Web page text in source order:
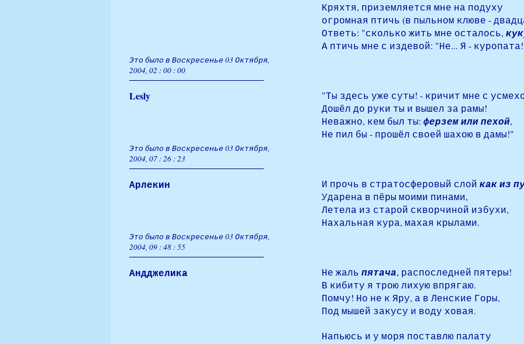
Кряхтя, приземляется мне на подуху
огромная птичь (в пыльном клюве -
Ответь: "сколько жить мне осталось,
А птичь мне с издевой: "Не... Я -
Это было в Воскресенье 03 Октября,
2004, 02 : 00 : 00
Lesly
"Ты здесь уже суты! - кричит мне с
Дошёл до руки ты и вышел за рамы!
Неважно, кем был ты: ферзем или пехой,
Не пил бы - прошёл своей шахою в дамы!"
Это было в Воскресенье 03 Октября,
2004, 07 : 26 : 23
Арлекин И прочь в стратосферовый слой как из
Ударена в пёры моими пинами,
Летела из старой скворчиной избухи,
Нахальная кура, махая крылами.
Это было в Воскресенье 03 Октября,
2004, 09 : 48 : 55
Андджелика Не жаль пятача, распоследней пятеры!
В кибиту я трою лихую впрягаю.
Помчу! Но не к Яру, а в Ленские Горы,
Под мышей закусу и воду ховая.
Напьюсь и у моря поставлю палату